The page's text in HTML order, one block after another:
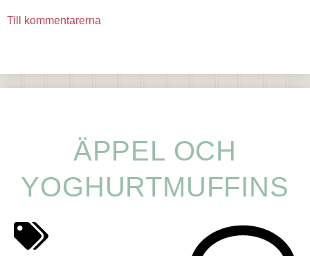
Till kommentarerna
ÄPPEL OCH
YOGHURTMUFFINS